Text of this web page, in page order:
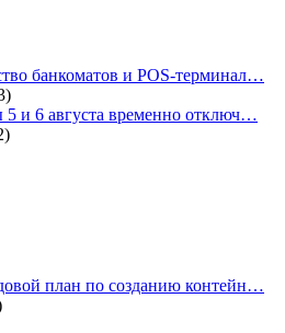
банкоматов и POS-терминал…
и 6 августа временно отключ…
план по созданию контейн…